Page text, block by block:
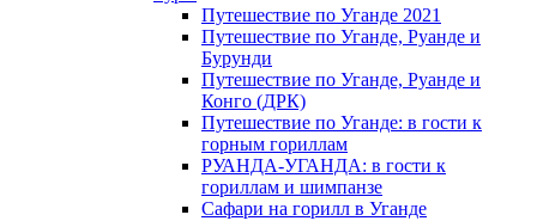
Путешествие по Уганде 2021
Путешествие по Уганде, Руанде и
Бурунди
Путешествие по Уганде, Руанде и
Конго (ДРК)
Путешествие по Уганде: в гости к
горным гориллам
РУАНДА-УГАНДА: в гости к
гориллам и шимпанзе
Сафари на горилл в Уганде